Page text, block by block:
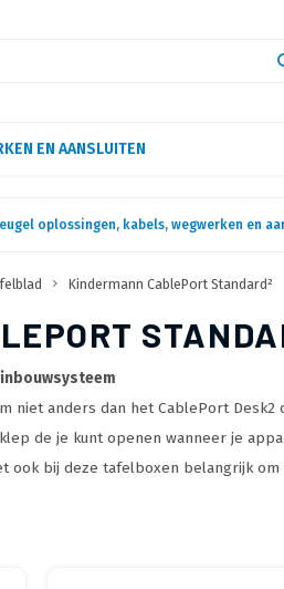
EN AANSLUITEN
oplossingen, kabels, wegwerken en
Kindermann CablePort Standard²
niet anders dan het CablePort
de je kunt openen wanneer je
ook bij deze tafelboxen belangrijk